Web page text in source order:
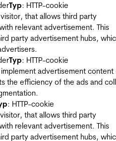
Typ: HTTP-cookie
that allows third party
relevant advertisement. This
party advertisement hubs,
Typ: HTTP-cookie
advertisement content
the efficiency of the ads and
: HTTP-cookie
that allows third party
relevant advertisement. This
party advertisement hubs,